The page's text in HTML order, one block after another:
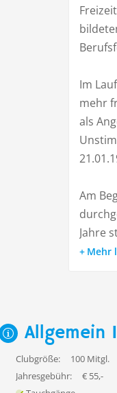
Im
mehr
als
Am
Jahre
Mehr
Allgemein
Clubgröße:
100 Mitgl.
Jahresgebühr:
€ 55,-